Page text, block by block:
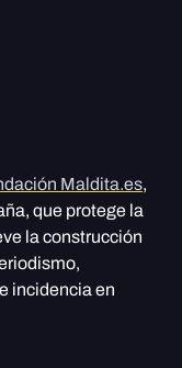
Maldita.es,
que protege la
la construcción
incidencia en